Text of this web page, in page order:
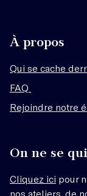
À propos
Qui se cache
FAQ
Rejoindre notre
On ne se
Cliquez ici pour
nos ateliers, de